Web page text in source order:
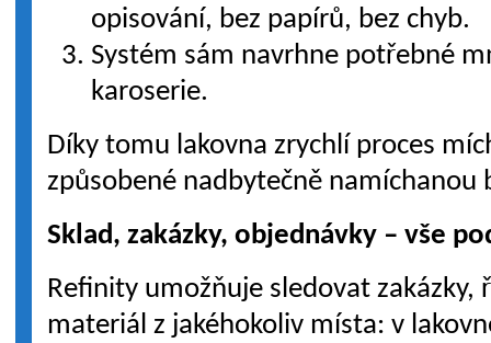
opisování, bez papírů, bez chyb.
Systém sám navrhne potřebné
karoserie.
Díky tomu lakovna zrychlí proces
způsobené nadbytečně namíchanou
Sklad, zakázky, objednávky – vše
Refinity umožňuje sledovat zakázky,
materiál z jakéhokoliv místa: v